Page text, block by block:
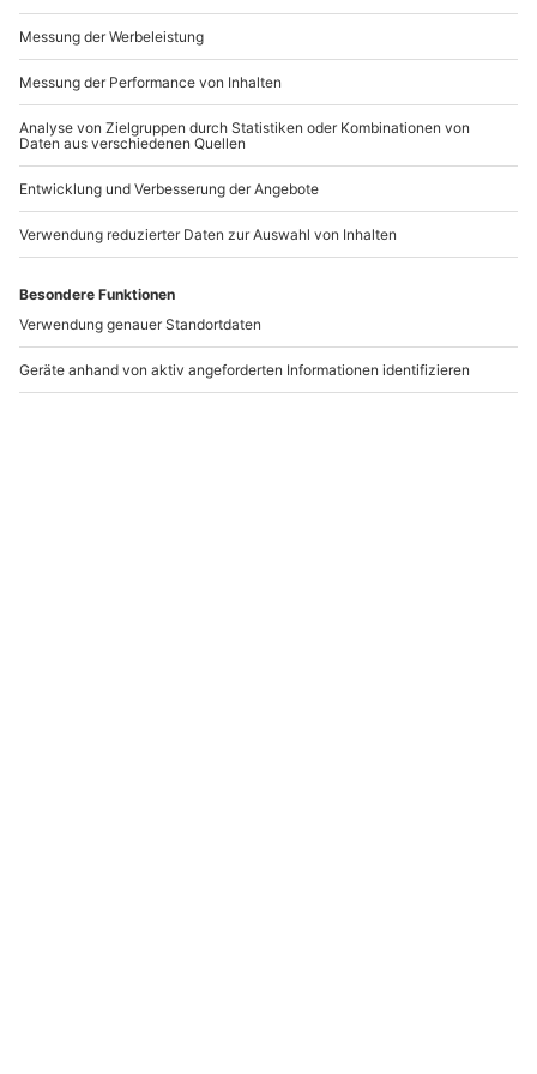
Andere Produkte entdecken
Mannheim
Karlsruhe